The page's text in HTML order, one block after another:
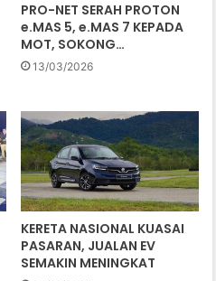
PRO-NET SERAH PROTON
e.MAS 5, e.MAS 7 KEPADA
MOT, SOKONG…
13/03/2026
KERETA NASIONAL KUASAI
PASARAN, JUALAN EV
SEMAKIN MENINGKAT